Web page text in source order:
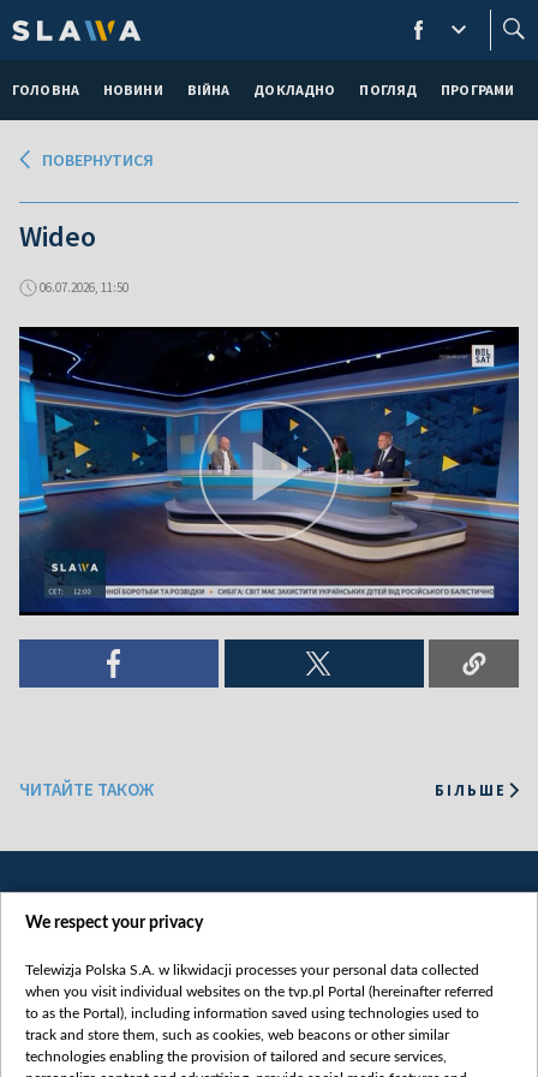
ГОЛОВНА НОВИНИ ВІЙНА ДОКЛАДНО ПОГЛЯД ПРОГРАМИ
ПОВЕРНУТИСЯ
Wideo
06.07.2026, 11:50
ЧИТАЙТЕ ТАКОЖ БІЛЬШЕ
Категорії
We respect your privacy
Telewizja Polska S.A. w likwidacji processes your personal data collected
when you visit individual websites on the tvp.pl Portal (hereinafter referred
to as the Portal), including information saved using technologies used to
track and store them, such as cookies, web beacons or other similar
technologies enabling the provision of tailored and secure services,